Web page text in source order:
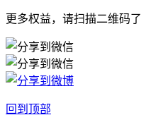
更多权益，请扫描二维码
回到顶部